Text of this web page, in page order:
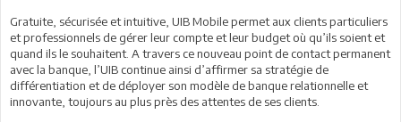
Gratuite, sécurisée et intuitive, UIB Mobile permet aux clients particuliers
et professionnels de gérer leur compte et leur budget où qu’ils soient et
quand ils le souhaitent. A travers ce nouveau point de contact permanent
avec la banque, l’UIB continue ainsi d’affirmer sa stratégie de
différentiation et de déployer son modèle de banque relationnelle et
innovante, toujours au plus près des attentes de ses clients.